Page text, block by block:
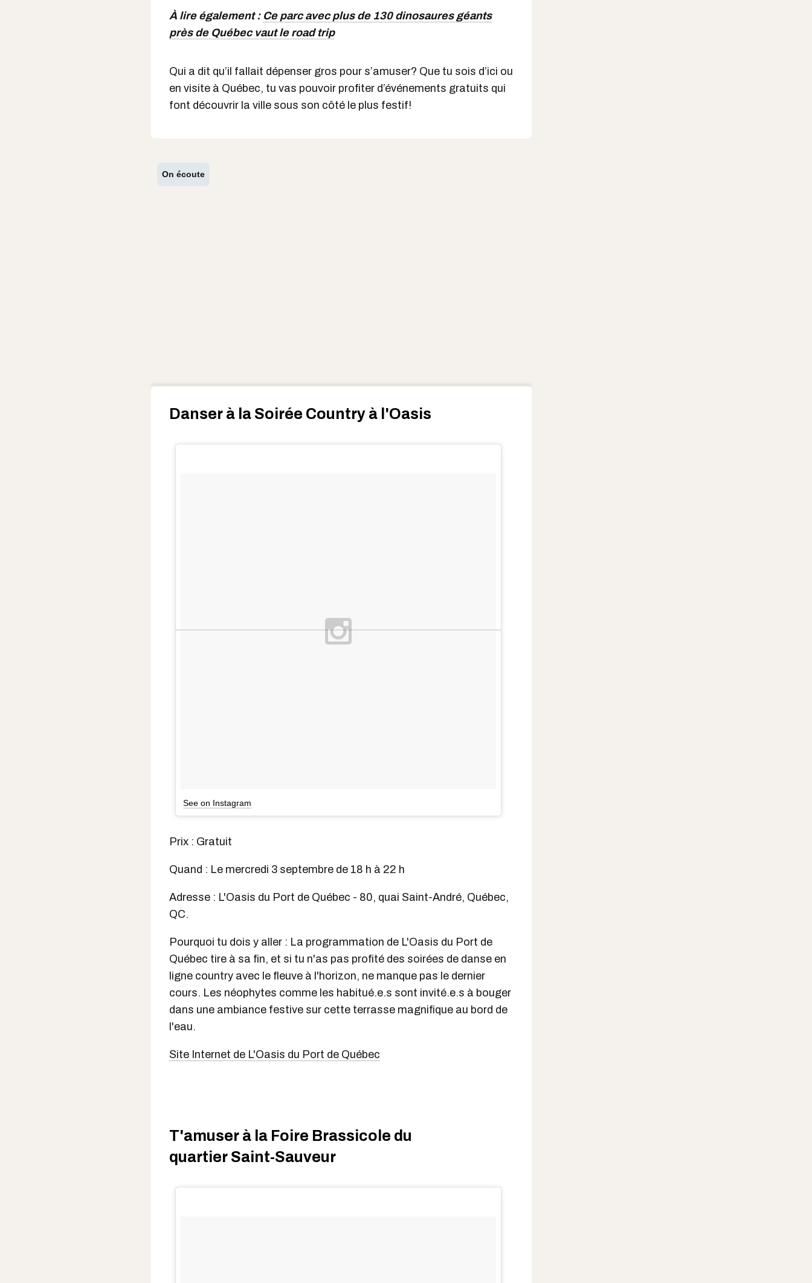
À lire également : Ce parc avec plus de 130 dinosaures géants
près de Québec vaut le road trip
Qui a dit qu’il fallait dépenser gros pour s’amuser? Que tu sois d’ici ou
en visite à Québec, tu vas pouvoir profiter d’événements gratuits qui
font découvrir la ville sous son côté le plus festif!
On écoute
Danser à la Soirée Country à l'Oasis
See on Instagram
Prix : Gratuit
Quand : Le mercredi 3 septembre de 18 h à 22 h
Adresse : L'Oasis du Port de Québec - 80, quai Saint-André, Québec,
QC.
Pourquoi tu dois y aller : La programmation de L'Oasis du Port de
Québec tire à sa fin, et si tu n'as pas profité des soirées de danse en
ligne country avec le fleuve à l'horizon, ne manque pas le dernier
cours. Les néophytes comme les habitué.e.s sont invité.e.s à bouger
dans une ambiance festive sur cette terrasse magnifique au bord de
l'eau.
Site Internet de L'Oasis du Port de Québec
T'amuser à la Foire Brassicole du
quartier Saint-Sauveur